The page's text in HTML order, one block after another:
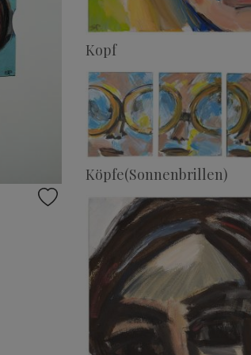
Kopf
Köpfe(Sonnenbrillen)